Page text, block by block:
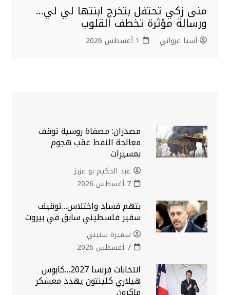
منى زكي تحتفل بتخرج ابنتها لي لي…
ورسالة مؤثرة تخطف القلوب
أسيا غرواني 1 أغسطس 2026
مصدران: مصفاة روسية توقف
معالجة النفط عقب هجوم
بمسيرات
عبد الحكيم بو عزيز
7 أغسطس 2026
بتهم فساد واختلاس…توقيف
سفير فلسطيني سابق في بيروت
سميرة سنيني
7 أغسطس 2026
انتخابات فرنسا 2027…كابوس
هيلاري كلينتون يهدد معسكر